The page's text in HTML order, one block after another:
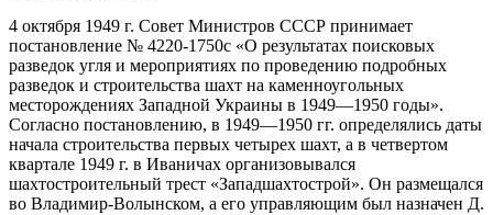
4 октября 1949 г. Совет Министров СССР принимает
постановление № 4220-1750с «О результатах поисковых
разведок угля и мероприятиях по проведению подробных
разведок и строительства шахт на каменноугольных
месторождениях Западной Украины в 1949—1950 годы».
Согласно постановлению, в 1949—1950 гг. определялись даты
начала строительства первых четырех шахт, а в четвертом
квартале 1949 г. в Иваничах организовывался
шахтостроительный трест «Западшахтострой». Он размещался
во Владимир-Волынском, а его управляющим был назначен Д.